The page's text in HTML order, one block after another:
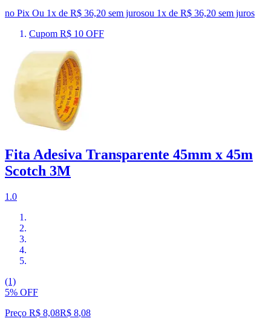
no Pix Ou 1x de R$ 36,20 sem jurosou 1x de R$ 36,20 sem juros
Cupom R$ 10 OFF
Fita Adesiva Transparente 45mm x 45m
Scotch 3M
1.0
(1)
5% OFF
Preço R$ 8,08R$ 8,08